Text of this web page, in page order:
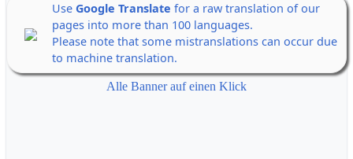
Use Google Translate for a raw translation of our
pages into more than 100 languages.
Please note that some mistranslations can occur due
to machine translation.
Alle Banner auf einen Klick